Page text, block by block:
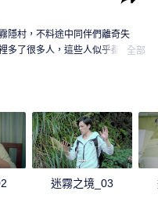
隱村，不料途中同伴們離奇失
多了很多人，這些人似乎都跟一
全部
迷霧之境_03